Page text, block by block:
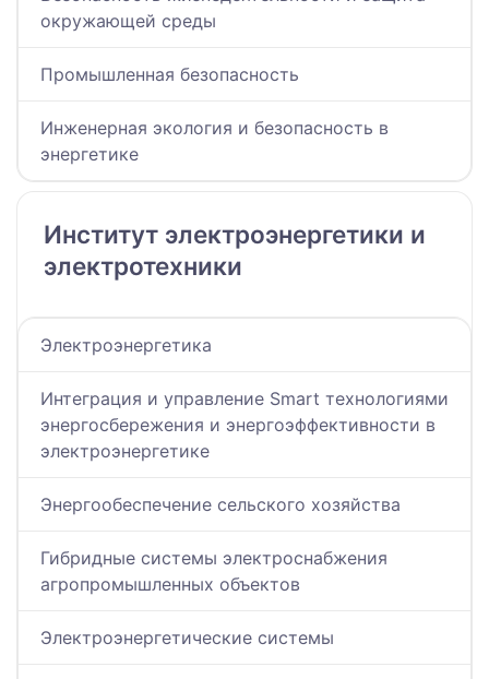
окружающей среды
Промышленная безопасность
Инженерная экология и безопасность в
энергетике
Институт электроэнергетики и
электротехники
Электроэнергетика
Интеграция и управление Smart технологиями
энергосбережения и энергоэффективности в
электроэнергетике
Энергообеспечение сельского хозяйства
Гибридные системы электроснабжения
агропромышленных объектов
Электроэнергетические системы